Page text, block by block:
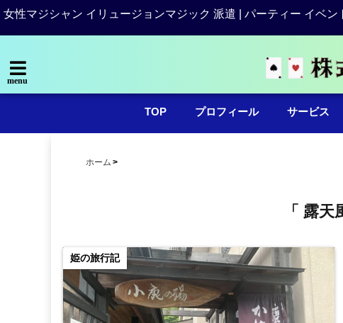
女性マジシャン イリュージョンマジック 派遣 | パーティー イベン
menu
TOP プロフィール サービス
ホーム
「 露
姫の旅行記